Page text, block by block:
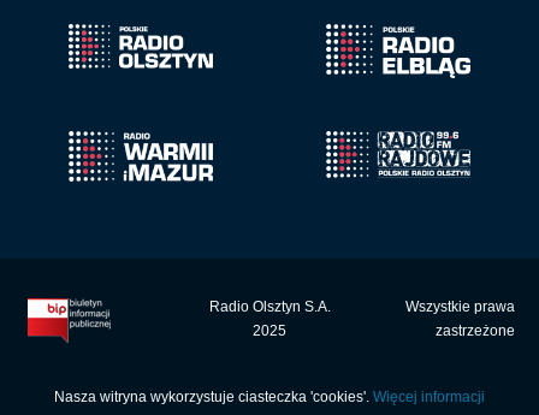
Radio Olsztyn S.A.
2025
Wszystkie prawa
zastrzeżone
Nasza witryna wykorzystuje ciasteczka 'cookies'. Więcej informacji